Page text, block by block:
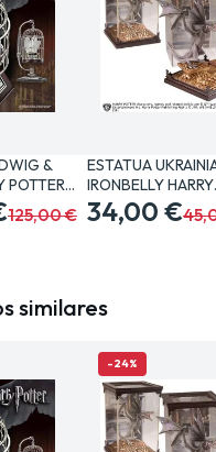
&
POTTER
125,00 €
ESTATUA
IRONBELLY HARRY
POTTER 19…
34,00 €
similares
-24%